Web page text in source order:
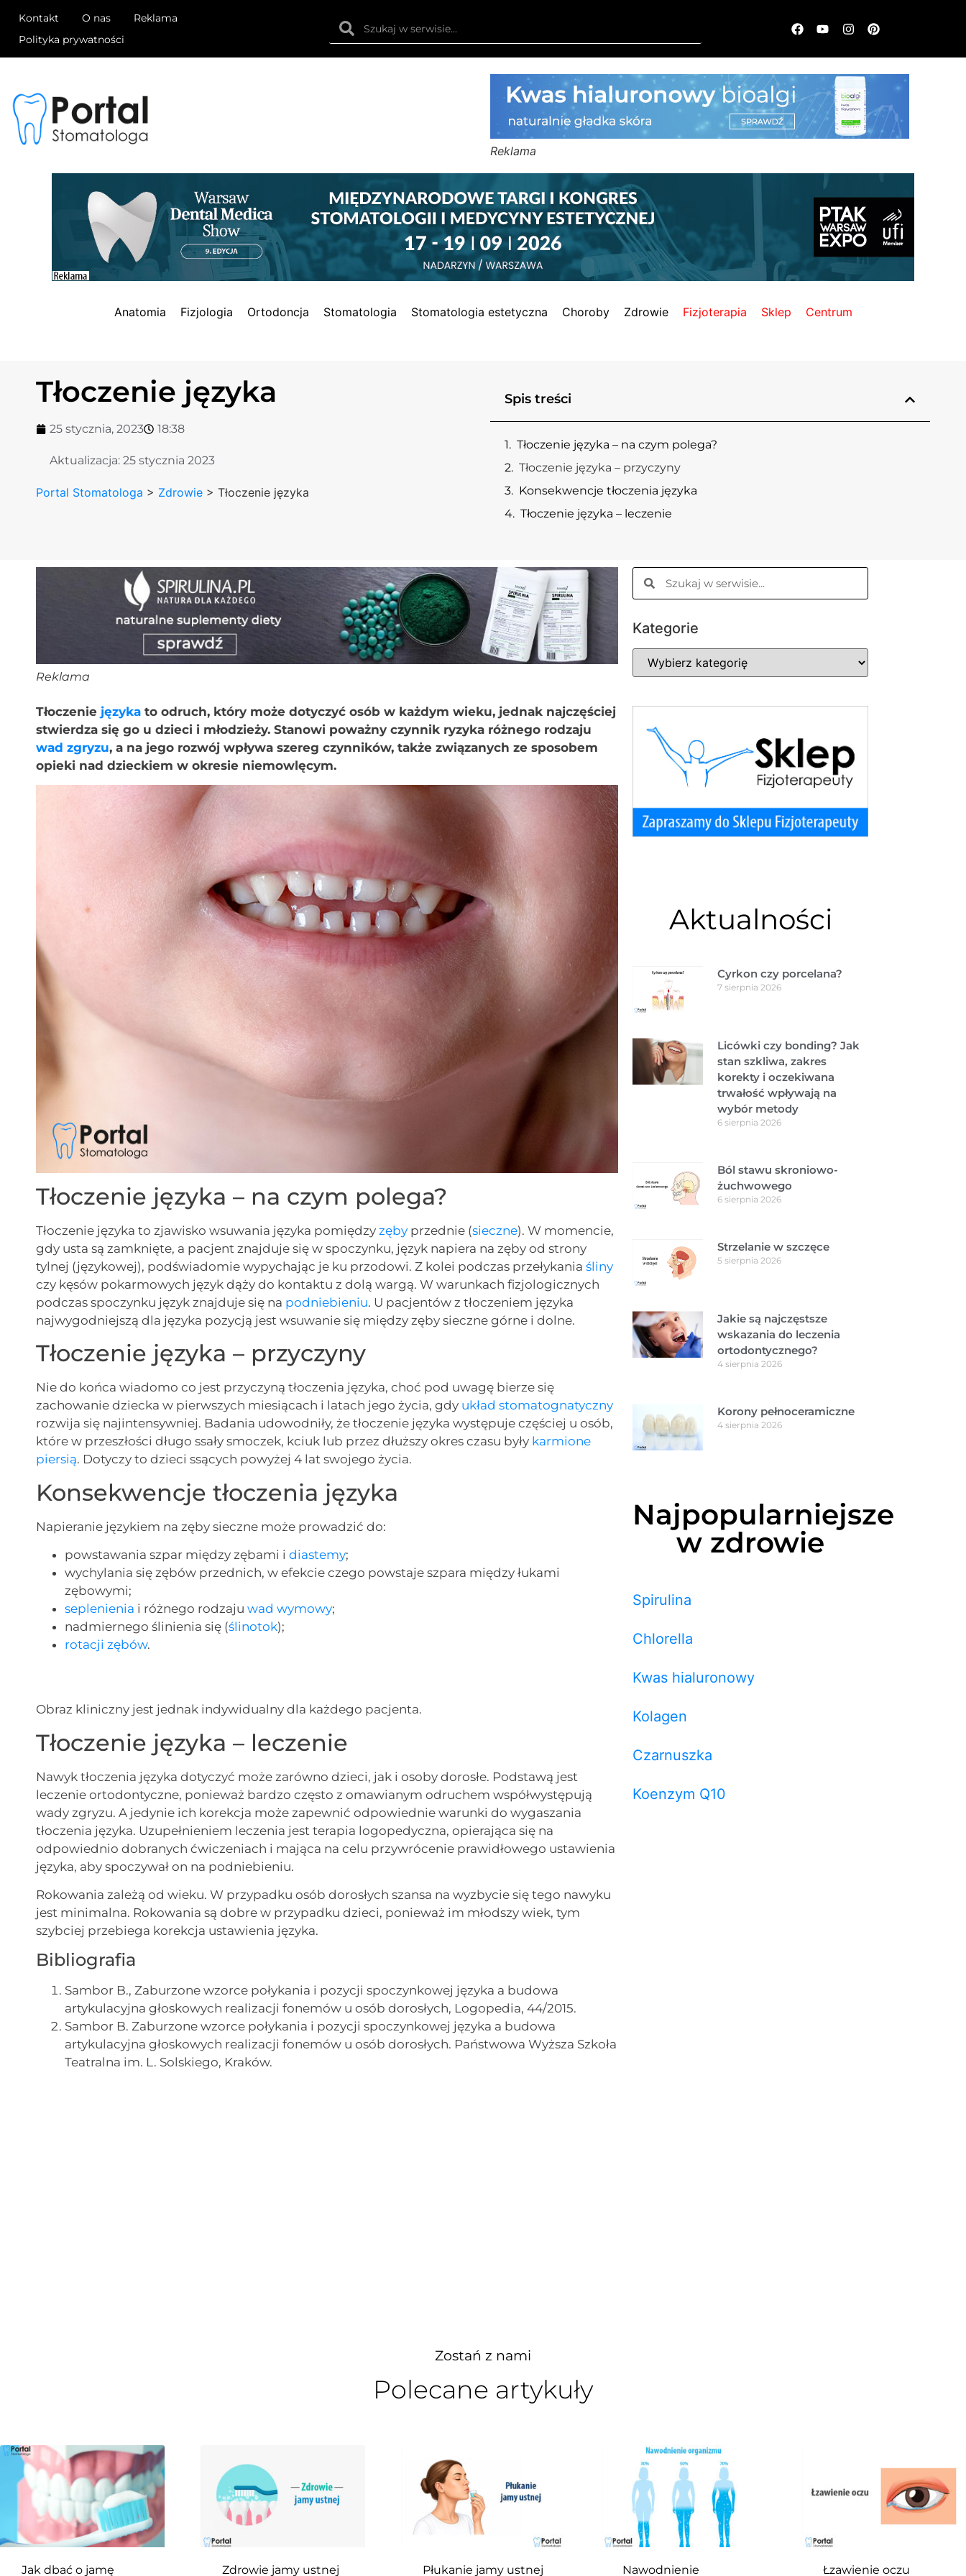
Kontakt O nas
Reklama
Polityka prywatności
Reklama
Anatomia Fizjologia Ortodoncja Stomatologia Stomatologia estetyczna Choroby Zdrowie Fizjoterapia Sklep Centrum
Tłoczenie języka
25 stycznia, 2023 18:38
Aktualizacja:25 stycznia 2023
Portal Stomatologa > Zdrowie >Tłoczenie języka
Spis treści
Tłoczenie języka – na czym polega?
Tłoczenie języka – przyczyny
Konsekwencje tłoczenia języka
Tłoczenie języka – leczenie
Reklama
Tłoczenie języka to odruch, który może dotyczyć osób w każdym wieku, jednak najczęściej
stwierdza się go u dzieci i młodzieży. Stanowi poważny czynnik ryzyka różnego rodzaju
wad zgryzu, a na jego rozwój wpływa szereg czynników, także związanych ze sposobem
opieki nad dzieckiem w okresie niemowlęcym.
Tłoczenie języka – na czym polega?
Tłoczenie języka to zjawisko wsuwania języka pomiędzyzęby przednie (sieczne). W momencie,
gdy usta są zamknięte, a pacjent znajduje się w spoczynku, język napiera na zęby od strony
tylnej (językowej), podświadomie wypychając je ku przodowi. Z kolei podczas przełykaniaśliny
czy kęsów pokarmowych język dąży do kontaktu z dolą wargą. W warunkach fizjologicznych
podczas spoczynku język znajduje się na podniebieniu. U pacjentów z tłoczeniem języka
najwygodniejszą dla języka pozycją jest wsuwanie się między zęby sieczne górne i dolne.
Tłoczenie języka – przyczyny
Nie do końca wiadomo co jest przyczyną tłoczenia języka, choć pod uwagę bierze się
zachowanie dziecka w pierwszych miesiącach i latach jego życia, gdy układ stomatognatyczny
rozwija się najintensywniej. Badania udowodniły, że tłoczenie języka występuje częściej u osób,
które w przeszłości długo ssały smoczek, kciuk lub przez dłuższy okres czasu były karmione
piersią. Dotyczy to dzieci ssących powyżej 4 lat swojego życia.
Konsekwencje tłoczenia języka
Napieranie językiem na zęby sieczne może prowadzić do:
powstawania szpar między zębami idiastemy;
wychylania się zębów przednich, w efekcie czego powstaje szpara między łukami
zębowymi;
seplenienia i różnego rodzajuwad wymowy;
nadmiernego ślinienia się (ślinotok);
rotacji zębów.
Obraz kliniczny jest jednak indywidualny dla każdego pacjenta.
Tłoczenie języka – leczenie
Nawyk tłoczenia języka dotyczyć może zarówno dzieci, jak i osoby dorosłe. Podstawą jest
leczenie ortodontyczne, ponieważ bardzo często z omawianym odruchem współwystępują
wady zgryzu. A jedynie ich korekcja może zapewnić odpowiednie warunki do wygaszania
tłoczenia języka. Uzupełnieniem leczenia jest terapia logopedyczna, opierająca się na
odpowiednio dobranych ćwiczeniach i mająca na celu przywrócenie prawidłowego ustawienia
języka, aby spoczywał on na podniebieniu.
Rokowania zależą od wieku. W przypadku osób dorosłych szansa na wyzbycie się tego nawyku
jest minimalna. Rokowania są dobre w przypadku dzieci, ponieważ im młodszy wiek, tym
szybciej przebiega korekcja ustawienia języka.
Bibliografia
Sambor B., Zaburzone wzorce połykania i pozycji spoczynkowej języka a budowa
artykulacyjna głoskowych realizacji fonemów u osób dorosłych, Logopedia, 44/2015.
Sambor B. Zaburzone wzorce połykania i pozycji spoczynkowej języka a budowa
artykulacyjna głoskowych realizacji fonemów u osób dorosłych. Państwowa Wyższa Szkoła
Teatralna im. L. Solskiego, Kraków.
Kategorie
Aktualności
Cyrkon czy porcelana?
7 sierpnia 2026
Licówki czy bonding? Jak
stan szkliwa, zakres
korekty i oczekiwana
trwałość wpływają na
wybór metody
6 sierpnia 2026
Ból stawu skroniowo-
żuchwowego
6 sierpnia 2026
Strzelanie w szczęce
5 sierpnia 2026
Jakie są najczęstsze
wskazania do leczenia
ortodontycznego?
4 sierpnia 2026
Korony pełnoceramiczne
4 sierpnia 2026
Najpopularniejsze
w zdrowie
Spirulina
Chlorella
Kwas hialuronowy
Kolagen
Czarnuszka
Koenzym Q10
Zostań z nami
Polecane artykuły
Jak dbać o jamę Zdrowie jamy ustnej Płukanie jamy ustnej Nawodnienie Łzawienie oczu